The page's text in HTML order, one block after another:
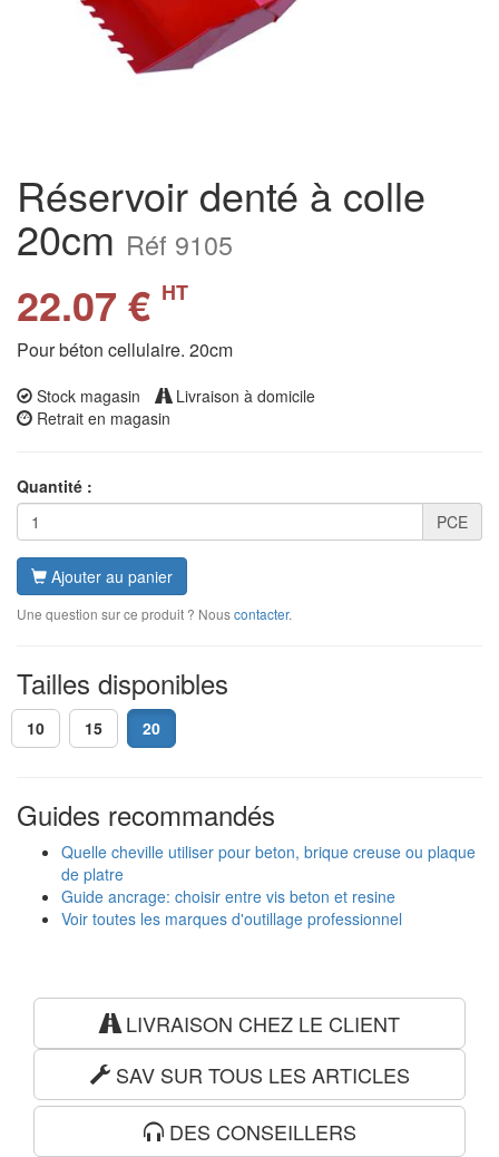
Réservoir denté à colle
20cm Réf 9105
22.07 € HT
Pour béton cellulaire. 20cm
Stock magasin
Livraison à domicile
Retrait en magasin
Quantité :
PCE
Ajouter au panier
Une question sur ce produit ? Nouscontacter.
Tailles disponibles
10 15 20
Guides recommandés
Quelle cheville utiliser pour beton, brique creuse ou plaque
de platre
Guide ancrage: choisir entre vis beton et resine
Voir toutes les marques d'outillage professionnel
LIVRAISON CHEZ LE CLIENT
SAV SUR TOUS LES ARTICLES
DES CONSEILLERS